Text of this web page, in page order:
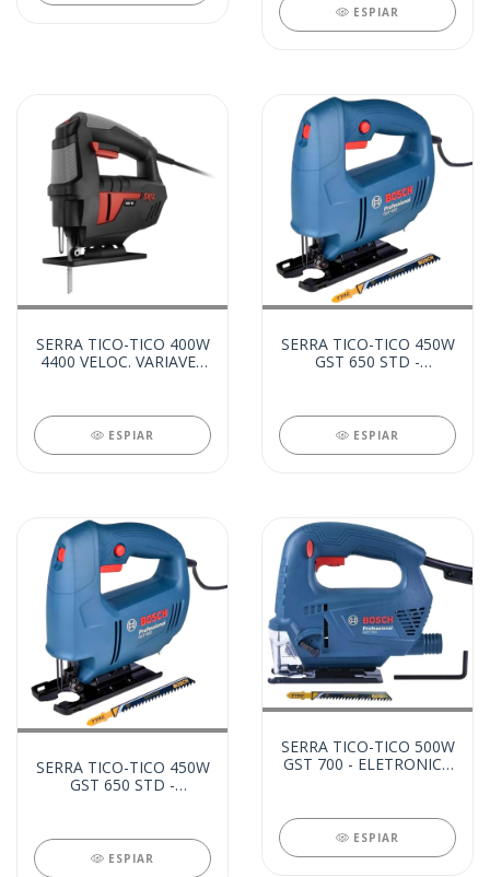
ESPIAR
SERRA TICO-TICO 400W
4400 VELOC. VARIAVEL
ESPIAR
SERRA TICO-TICO 450W
GST 650 STD -
ESPIAR
SERRA TICO-TICO 450W
GST 650 STD -
ESPIAR
SERRA TICO-TICO 500W
GST 700 - ELETRONICA
ESPIAR